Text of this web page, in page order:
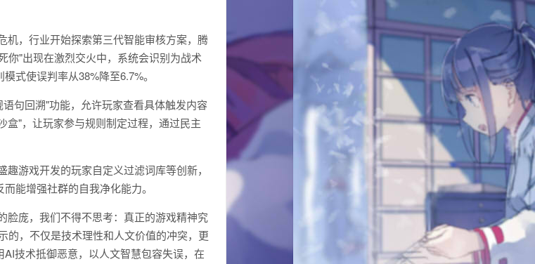
，行业开始探索第三代智能审核方案，腾
你"出现在激烈交火中，系统会识别为战术
式使误判率从38%降至6.7%。
句回溯"功能，允许玩家查看具体触发内容
盒"，让玩家参与规则制定过程，通过民主
游戏开发的玩家自定义过滤词库等创新，
能增强社群的自我净化能力。
脸庞，我们不得不思考：真正的游戏精神究
的，不仅是技术理性和人文价值的冲突，更
技术抵御恶意，以人文智慧包容失误，在